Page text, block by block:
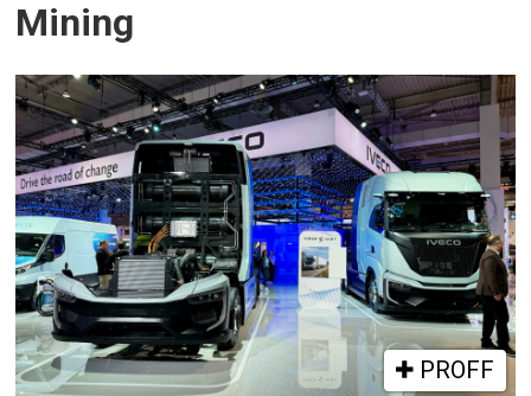
Mining
PROFF